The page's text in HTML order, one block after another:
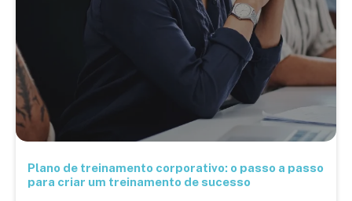
Plano de treinamento corporativo: o passo a passo
para criar um treinamento de sucesso